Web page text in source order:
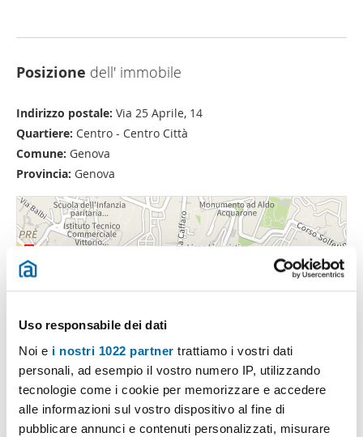
Uso responsabile dei dati
Noi e i nostri 1022 partner trattiamo i vostri dati
personali, ad esempio il vostro numero IP, utilizzando
tecnologie come i cookie per memorizzare e accedere
alle informazioni sul vostro dispositivo al fine di
pubblicare annunci e contenuti personalizzati, misurare
Posizione dell' immobile
Indirizzo postale: Via 25 Aprile, 14
Quartiere: Centro - Centro Città
Comune: Genova
Provincia: Genova